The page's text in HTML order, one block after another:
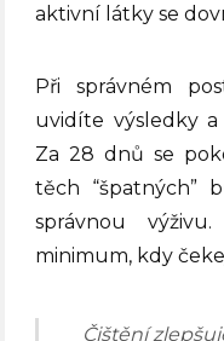
aktivní látky se
Při správném
uvidíte výsledky
Za 28 dnů se
těch “špatných”
správnou
minimum, kdy
Čištění